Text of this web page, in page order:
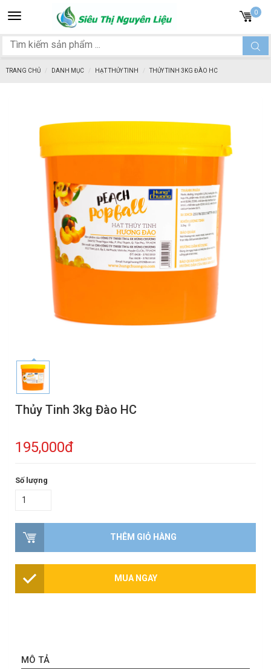
Toggle
navigation
0
TRANG CHỦ DANH MỤC HẠT THỦY TINH THỦY TINH 3KG ĐÀO HC
Thủy Tinh 3kg Đào HC
195,000đ
Số lượng
THÊM GIỎ HÀNG
MUA NGAY
MÔ TẢ